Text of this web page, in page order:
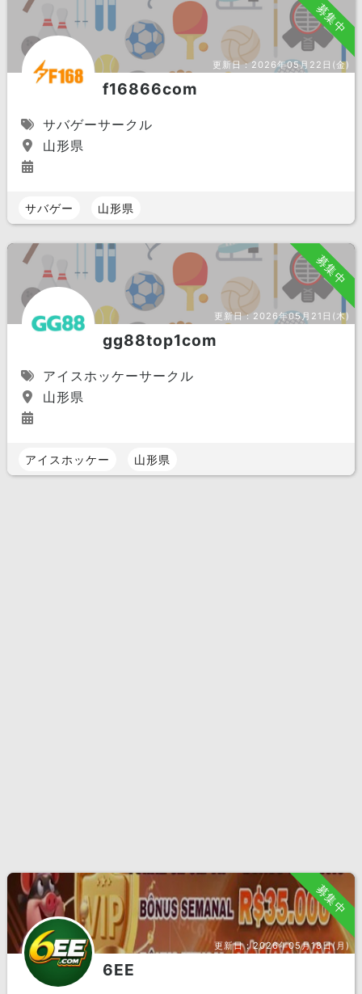
募集中
更新日：2026年05月22日(金)
f16866com
サバゲーサークル
山形県
サバゲー 山形県
募集中
更新日： 2026年05月21日(木)
gg88top1com
アイスホッケーサークル
山形県
アイスホッケー 山形県
募集中
更新日：2026年05月18日(月)
6EE